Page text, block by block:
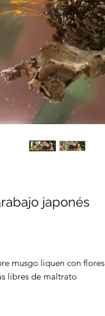
japonés
musgo liquen con flores
libres de maltrato